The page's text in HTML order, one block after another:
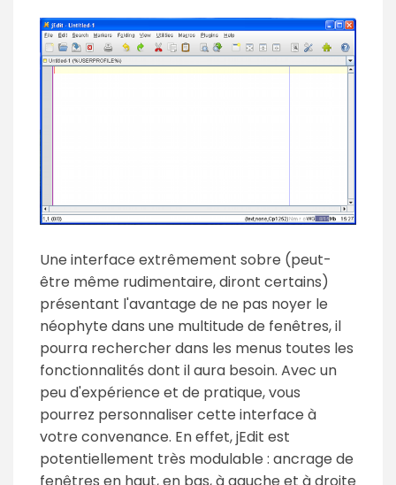
Une interface extrêmement sobre (peut-
être même rudimentaire, diront certains)
présentant l'avantage de ne pas noyer le
néophyte dans une multitude de fenêtres, il
pourra rechercher dans les menus toutes les
fonctionnalités dont il aura besoin. Avec un
peu d'expérience et de pratique, vous
pourrez personnaliser cette interface à
votre convenance. En effet, jEdit est
potentiellement très modulable : ancrage de